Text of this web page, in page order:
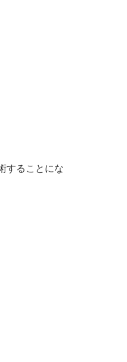
することにな